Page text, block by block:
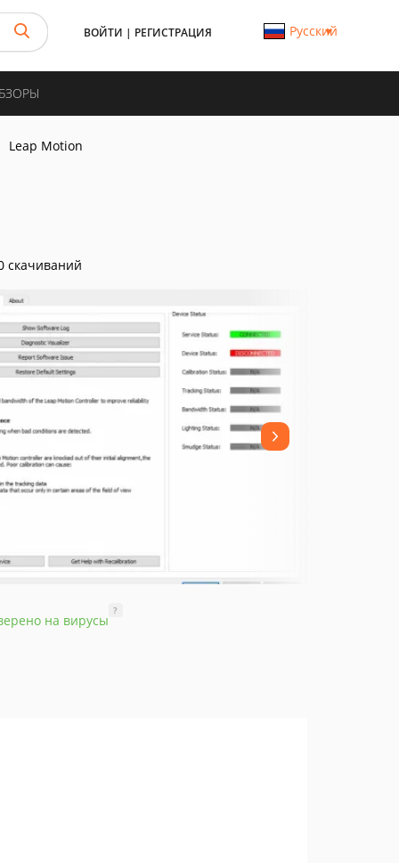
ВОЙТИ | РЕГИСТРАЦИЯ Русский
Leap Motion
скачиваний
на вирусы
?